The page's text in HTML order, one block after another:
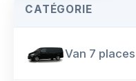
CATÉGORIE
Van 7 places